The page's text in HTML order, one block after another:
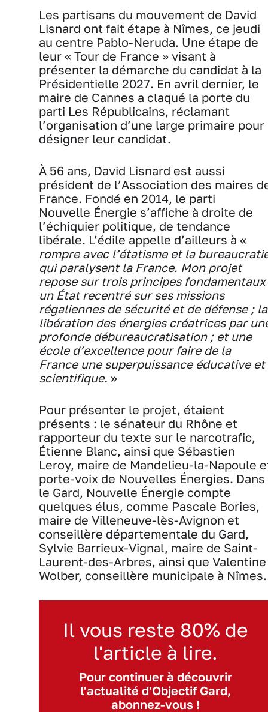
Les partisans du mouvement de David
Lisnard ont fait étape à Nîmes, ce jeudi
au centre Pablo-Neruda. Une étape de
leur « Tour de France » visant à
présenter la démarche du candidat à la
Présidentielle 2027. En avril dernier, le
maire de Cannes a claqué la porte du
parti Les Républicains, réclamant
l’organisation d’une large primaire pour
désigner leur candidat.
À 56 ans, David Lisnard est aussi
président de l’Association des maires
France. Fondé en 2014, le parti
Nouvelle Énergie s’affiche à droite de
l’échiquier politique, de tendance
libérale. L’édile appelle d’ailleurs à «
rompre avec l’étatisme et la
qui paralysent la France. Mon projet
repose sur trois principes fondamentaux
un État recentré sur ses missions
régaliennes de sécurité et de défense ; la
libération des énergies créatrices par
profonde débureaucratisation ; et une
école d’excellence pour faire de la
France une superpuissance éducative et
scientifique. »
Pour présenter le projet, étaient
présents : le sénateur du Rhône et
rapporteur du texte sur le narcotrafic,
Étienne Blanc, ainsi que Sébastien
Leroy, maire de Mandelieu-la-Napoule
porte-voix de Nouvelles Énergies. Dans
le Gard, Nouvelle Énergie compte
quelques élus, comme Pascale Bories,
maire de Villeneuve-lès-Avignon et
conseillère départementale du Gard,
Sylvie Barrieux-Vignal, maire de Saint-
Laurent-des-Arbres, ainsi que Valentine
Wolber, conseillère municipale à Nîmes.
Il vous reste 80% de
l'article à lire.
Pour continuer à découvrir
l'actualité d'Objectif Gard,
abonnez-vous !